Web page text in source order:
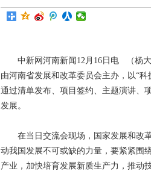
中新网河南新闻12月16日电 （杨大
由河南省发展和改革委员会主办，以“
通过清单发布、项目签约、主题演讲、
发展。
在当日交流会现场，国家发展和改革
动我国发展不可或缺的力量，要紧紧围
产业，加快培育发展新质生产力，推动